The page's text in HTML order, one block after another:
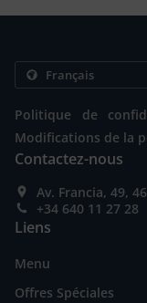
Politique de
Modifications de la
Contactez-nous
Av. Francia, 49,
+34 640 11 27 28
Liens
Menu
Offres Spéciales